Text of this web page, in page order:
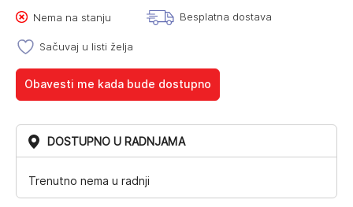
Nema na stanju Besplatna dostava
Sačuvaj u listi želja
Obavesti me kada bude dostupno
DOSTUPNO U RADNJAMA
Trenutno nema u radnji